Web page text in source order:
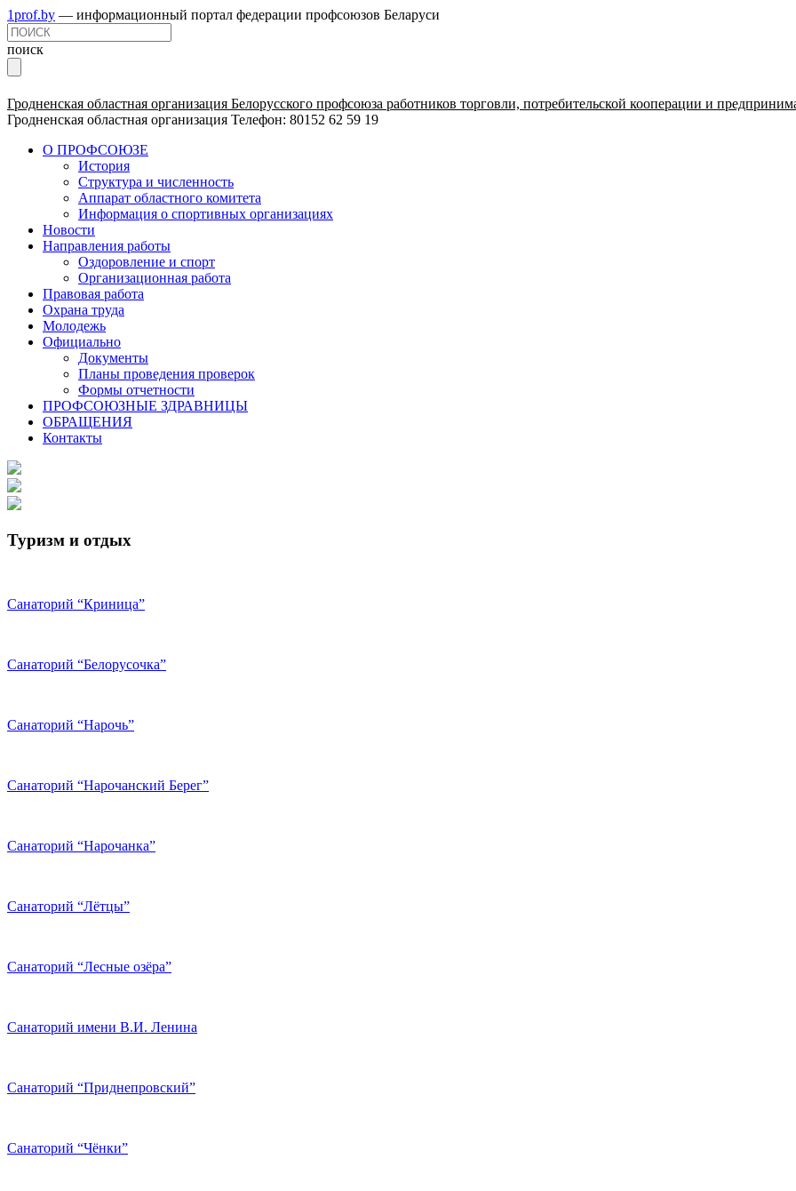
1prof.by — информационный портал федерации профсоюзов Беларуси
поиск
Гродненская областная организация Белорусского профсоюза работников торговли, потребительской кооперации и
Гродненская областная организация Телефон: 80152 62 59 19
О ПРОФСОЮЗЕ
История
Структура и численность
Аппарат областного комитета
Информация о спортивных организациях
Новости
Направления работы
Оздоровление и спорт
Организационная работа
Правовая работа
Охрана труда
Молодежь
Официально
Документы
Планы проведения проверок
Формы отчетности
ПРОФСОЮЗНЫЕ ЗДРАВНИЦЫ
ОБРАЩЕНИЯ
Контакты
Туризм и отдых
Санаторий “Криница”
Санаторий “Белорусочка”
Санаторий “Нарочь”
Санаторий “Нарочанский Берег”
Санаторий “Нарочанка”
Санаторий “Лётцы”
Санаторий “Лесные озёра”
Санаторий имени В.И. Ленина
Санаторий “Приднепровский”
Санаторий “Чёнки”